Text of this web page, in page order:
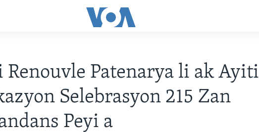
Renouvle Patenarya li ak Ayiti
Selebrasyon 215 Zan
Peyi a